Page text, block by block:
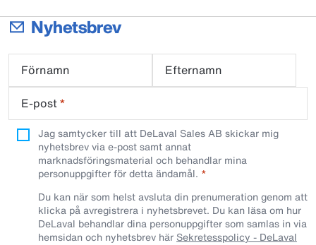
Nyhetsbrev
Förnamn
Efternamn
E-post*
Jag samtycker till att DeLaval Sales AB skickar mig
nyhetsbrev via e-post samt annat
marknadsföringsmaterial och behandlar mina
personuppgifter för detta ändamål.
Du kan när som helst avsluta din prenumeration genom att
klicka på avregistrera i nyhetsbrevet. Du kan läsa om hur
DeLaval behandlar dina personuppgifter som samlas in via
hemsidan och nyhetsbrev här Sekretesspolicy - DeLaval